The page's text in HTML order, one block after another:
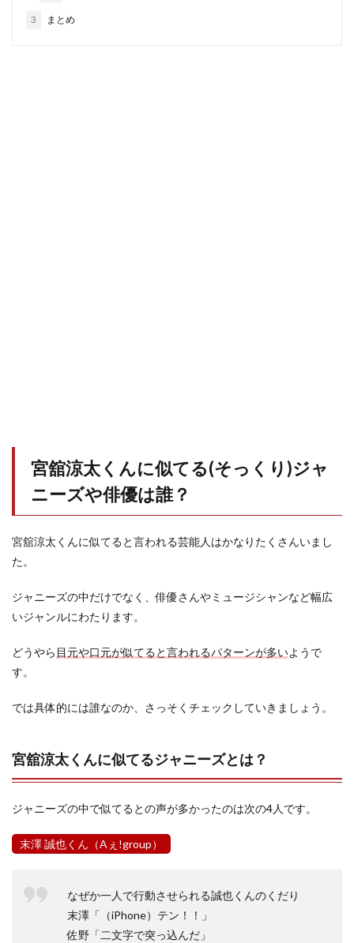
3 まとめ
宮舘涼太くんに似てる(そっくり)ジャ
ニーズや俳優は誰？
宮舘涼太くんに似てると言われる芸能人はかなりたくさんいまし
た。
ジャニーズの中だけでなく、俳優さんやミュージシャンなど幅広
いジャンルにわたります。
どうやら 目元や口元が似てると言われるパターンが多いようで
す。
では具体的には誰なのか、さっそくチェックしていきましょう。
宮舘涼太くんに似てるジャニーズとは？
ジャニーズの中で似てるとの声が多かったのは次の4人です。
末澤 誠也くん（Aぇ!group）
なぜか一人で行動させられる誠也くんのくだり
末澤「（iPhone）テン！！」
佐野「二文字で突っ込んだ」